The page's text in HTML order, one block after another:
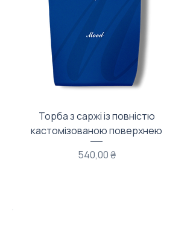
Торба з саржі із повністю
кастомізованою поверхнею
Ціна
540,00 ₴